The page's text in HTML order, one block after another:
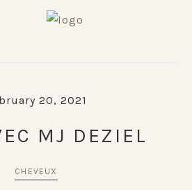
20, 2021
MJ DEZIEL
CHEVEUX